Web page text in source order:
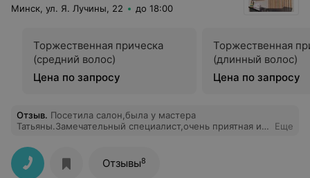
Минск, ул. Я. Лучины, 22 до 18:00
Торжественная прическа
(средний волос)
Цена по запросу
Торжественная
(длинный волос)
Цена по запросу
Отзыв. Посетила салон,была у мастера
Татьяны.Замечательный специалист,очень приятная и
замечательно.Теперь только к ней.И вообще все
девочки в салоне очень приветливые.
Еще
Отзывы8